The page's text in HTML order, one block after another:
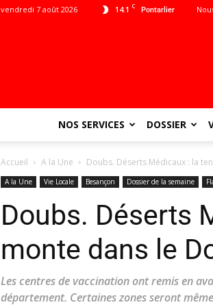
14.1 C Pontarlier
vendredi 7 août 2026
NOS SERVICES DOSSIER
Accueil A la Une Doubs. Déserts Médicaux : la
A la Une Vie Locale Besançon Dossier de la semaine
Doubs. Déserts
monte dans le
Les centres de vaccination ont remis en
département. Certaines zones seront